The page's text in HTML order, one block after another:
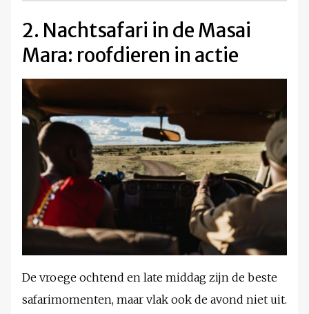
2. Nachtsafari in de Masai
Mara: roofdieren in actie
De vroege ochtend en late middag zijn de beste
safarimomenten, maar vlak ook de avond niet uit.